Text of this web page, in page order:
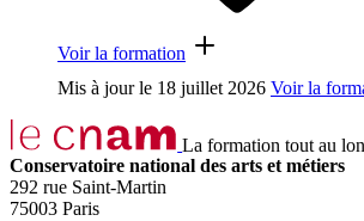
Voir la formation
Mis à jour le 18 juillet 2026 Voir la
La formation tout au
Conservatoire national des arts et métiers
292 rue Saint-Martin
75003 Paris